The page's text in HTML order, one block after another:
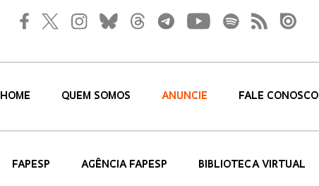
HOME QUEM SOMOS ANUNCIE FALE CONOSCO
FAPESP AGÊNCIA FAPESP BIBLIOTECA VIRTUAL